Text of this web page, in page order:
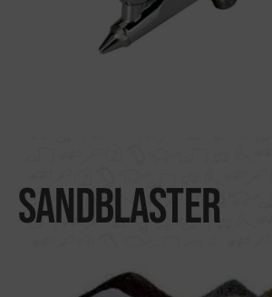
Buscar por material
Contactar
Sandblaster